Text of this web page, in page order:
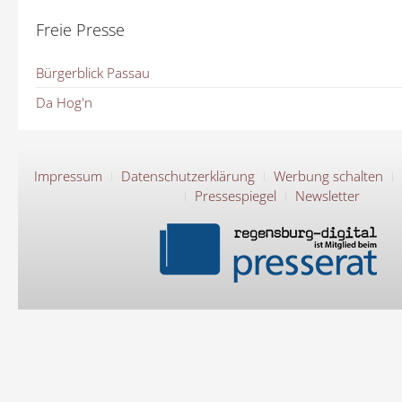
Freie Presse
Bürgerblick Passau
Da Hog'n
Impressum Datenschutzerklärung
Werbung schalten
Pressespiegel
Newsletter